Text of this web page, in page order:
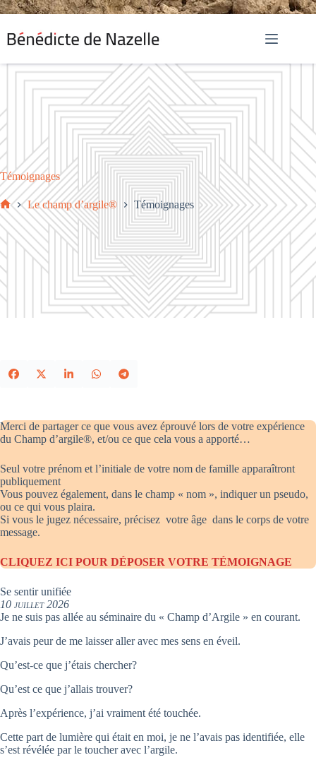
Passer
au
contenu
Témoignages
Accueil
Le champ d’argile® Témoignages
Merci de partager ce que vous avez éprouvé lors de votre expérience
du Champ d’argile®, et/ou ce que cela vous a apporté…
Seul votre prénom et l’initiale de votre nom de famille apparaîtront
publiquement
Vous pouvez également, dans le champ « nom », indiquer un pseudo,
ou ce qui vous plaira.
Si vous le jugez nécessaire, précisez votre âge dans le corps de votre
message.
CLIQUEZ ICI POUR DÉPOSER VOTRE TÉMOIGNAGE
Se sentir unifiée
10 juillet 2026
Je ne suis pas allée au séminaire du « Champ d’Argile » en courant.
J’avais peur de me laisser aller avec mes sens en éveil.
Qu’est-ce que j’étais chercher?
Qu’est ce que j’allais trouver?
Après l’expérience, j’ai vraiment été touchée.
Cette part de lumière qui était en moi, je ne l’avais pas identifiée, elle
s’est révélée par le toucher avec l’argile.